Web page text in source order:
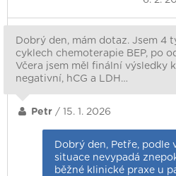
Dobrý den, mám dotaz. Jsem 4
cyklech chemoterapie BEP, po
Včera jsem měl finální výsledky
negativní, hCG a LDH…
Petr / 15. 1. 2026
Dobrý den, Petře, podle
situace nevypadá
běžné klinické praxe u